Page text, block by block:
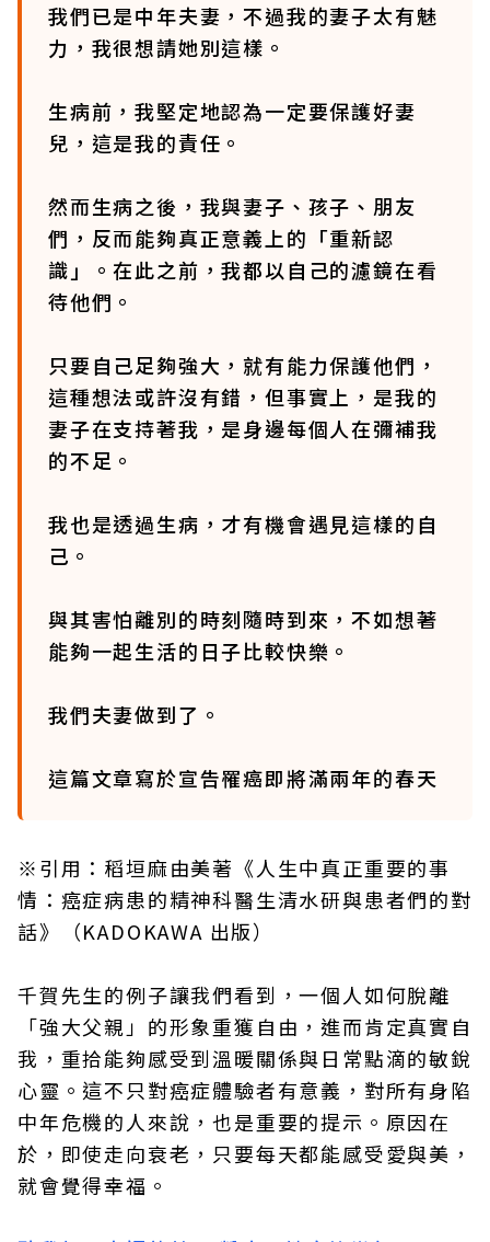
我們已是中年夫妻，不過我的妻子太有魅
力，我很想請她別這樣。
生病前，我堅定地認為一定要保護好妻
兒，這是我的責任。
然而生病之後，我與妻子、孩子、朋友
們，反而能夠真正意義上的「重新認
識」。在此之前，我都以自己的濾鏡在看
待他們。
只要自己足夠強大，就有能力保護他們，
這種想法或許沒有錯，但事實上，是我的
妻子在支持著我，是身邊每個人在彌補我
的不足。
我也是透過生病，才有機會遇見這樣的自
己。
與其害怕離別的時刻隨時到來，不如想著
能夠一起生活的日子比較快樂。
我們夫妻做到了。
這篇文章寫於宣告罹癌即將滿兩年的春天
※引用：稻垣麻由美著《人生中真正重要的事
情：癌症病患的精神科醫生清水研與患者們的對
話》（KADOKAWA 出版）
千賀先生的例子讓我們看到，一個人如何脫離
「強大父親」的形象重獲自由，進而肯定真實自
我，重拾能夠感受到溫暖關係與日常點滴的敏銳
心靈。這不只對癌症體驗者有意義，對所有身陷
中年危機的人來說，也是重要的提示。原因在
於，即使走向衰老，只要每天都能感受愛與美，
就會覺得幸福。